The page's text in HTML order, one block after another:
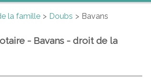
la famille Doubs Bavans
- Bavans - droit de la